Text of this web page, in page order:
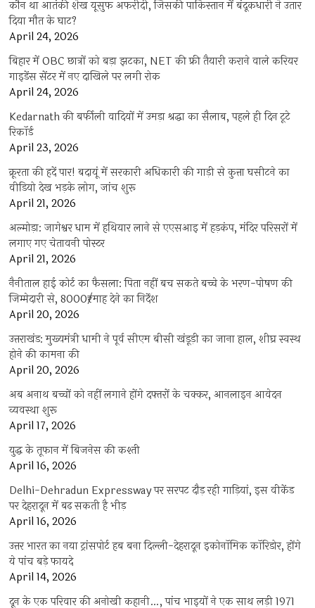
कौन था आतंकी शेख यूसुफ अफरीदी, जिसकी पाकिस्तान में बंदूकधारी ने उतार
दिया मौत के घाट?
April 24, 2026
बिहार में OBC छात्रों को बड़ा झटका, NET की फ्री तैयारी कराने वाले करियर
गाइडेंस सेंटर में नए दाखिले पर लगी रोक
April 24, 2026
Kedarnath की बर्फीली वादियों में उमड़ा श्रद्धा का सैलाब, पहले ही दिन टूटे
रिकॉर्ड
April 23, 2026
क्रूरता की हदें पार! बदायूं में सरकारी अधिकारी की गाड़ी से कुत्ता घसीटने का
वीडियो देख भड़के लोग, जांच शुरू
April 21, 2026
अल्मोड़ा: जागेश्वर धाम में हथियार लाने से एएसआइ में हड़कंप, मंदिर परिसरों में
लगाए गए चेतावनी पोस्टर
April 21, 2026
नैनीताल हाई कोर्ट का फैसला: पिता नहीं बच सकते बच्चे के भरण-पोषण की
जिम्मेदारी से, 8000₹/माह देने का निर्देश
April 20, 2026
उत्तराखंड: मुख्यमंत्री धामी ने पूर्व सीएम बीसी खंडूड़ी का जाना हाल, शीघ्र स्वस्थ
होने की कामना की
April 20, 2026
अब अनाथ बच्चों को नहीं लगाने होंगे दफ्तरों के चक्कर, आनलाइन आवेदन
व्यवस्था शुरू
April 17, 2026
युद्ध के तूफान में बिजनेस की कश्ती
April 16, 2026
Delhi-Dehradun Expressway पर सरपट दौड़ रही गाड़ियां, इस वीकेंड
पर देहरादून में बढ़ सकती है भीड़
April 16, 2026
उत्तर भारत का नया ट्रांसपोर्ट हब बना दिल्ली-देहरादून इकोनॉमिक कॉरिडोर, होंगे
ये पांच बड़े फायदे
April 14, 2026
दून के एक परिवार की अनोखी कहानी…, पांच भाइयों ने एक साथ लड़ी 1971